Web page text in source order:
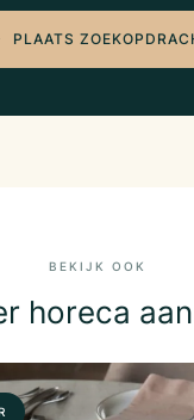
PLAATS
BEKIJK OOK
horeca